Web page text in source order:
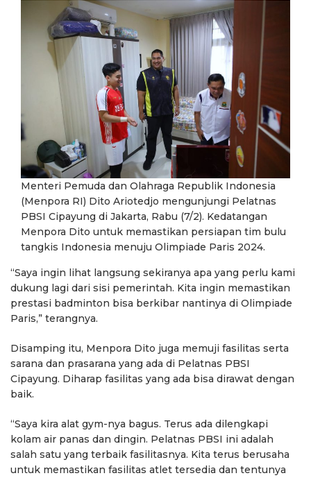
Menteri Pemuda dan Olahraga Republik Indonesia
(Menpora RI) Dito Ariotedjo mengunjungi Pelatnas
PBSI Cipayung di Jakarta, Rabu (7/2). Kedatangan
Menpora Dito untuk memastikan persiapan tim bulu
tangkis Indonesia menuju Olimpiade Paris 2024.
“Saya ingin lihat langsung sekiranya apa yang perlu kami
dukung lagi dari sisi pemerintah. Kita ingin memastikan
prestasi badminton bisa berkibar nantinya di Olimpiade
Paris,” terangnya.
Disamping itu, Menpora Dito juga memuji fasilitas serta
sarana dan prasarana yang ada di Pelatnas PBSI
Cipayung. Diharap fasilitas yang ada bisa dirawat dengan
baik.
“Saya kira alat gym-nya bagus. Terus ada dilengkapi
kolam air panas dan dingin. Pelatnas PBSI ini adalah
salah satu yang terbaik fasilitasnya. Kita terus berusaha
untuk memastikan fasilitas atlet tersedia dan tentunya